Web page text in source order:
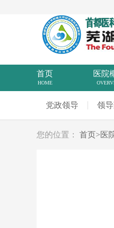
首页
HOME
医院
党政领导 领
您的位置： 首页>医